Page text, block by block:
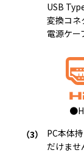
USB
変換コネ
電源ケー
●
PC本体
だけませ